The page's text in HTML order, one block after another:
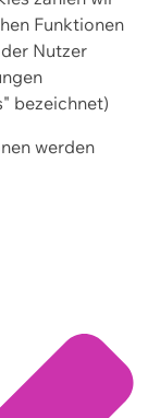
Funktionen
Nutzer
bezeichnet)
werden